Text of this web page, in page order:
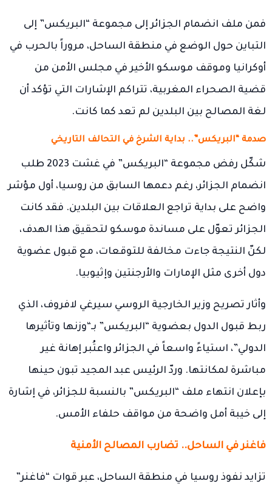
فمن ملف انضمام الجزائر إلى مجموعة “البريكس” إلى
التباين حول الوضع في منطقة الساحل، مروراً بالحرب في
أوكرانيا وموقف موسكو الأخير في مجلس الأمن من
قضية الصحراء المغربية، تتراكم الإشارات التي تؤكد أن
لغة المصالح بين البلدين لم تعد كما كانت.
صدمة “البريكس”.. بداية الشرخ في التحالف التاريخي
شكّل رفض مجموعة “البريكس” في غشت 2023 طلب
انضمام الجزائر، رغم دعمها السابق من روسيا، أول مؤشر
واضح على بداية تراجع العلاقات بين البلدين. فقد كانت
الجزائر تعوّل على مساندة موسكو لتحقيق هذا الهدف،
لكنّ النتيجة جاءت مخالفة للتوقعات، مع قبول عضوية
دول أخرى مثل الإمارات والأرجنتين وإثيوبيا.
وأثار تصريح وزير الخارجية الروسي سيرغي لافروف، الذي
ربط قبول الدول بعضوية “البريكس” بـ“وزنها وتأثيرها
الدولي”، استياءً واسعاً في الجزائر واعتُبر إهانة غير
مباشرة لمكانتها. وردّ الرئيس عبد المجيد تبون حينها
بإعلان انتهاء ملف “البريكس” بالنسبة للجزائر، في إشارة
إلى خيبة أمل واضحة من مواقف حلفاء الأمس.
فاغنر في الساحل.. تضارب المصالح الأمنية
تزايد نفوذ روسيا في منطقة الساحل، عبر قوات “فاغنر”